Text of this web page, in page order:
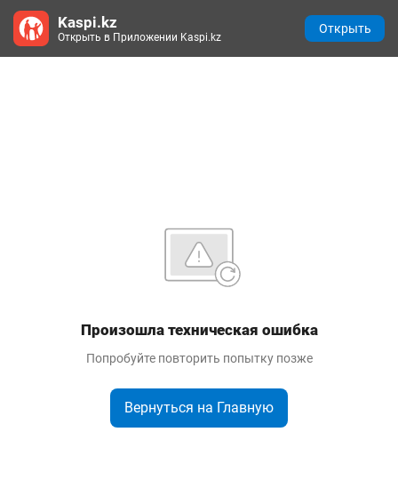
Произошла техническая ошибка
Попробуйте повторить попытку позже
Вернуться на Главную
Kaspi.kz
Открыть в Приложении Kaspi.kz
Открыть